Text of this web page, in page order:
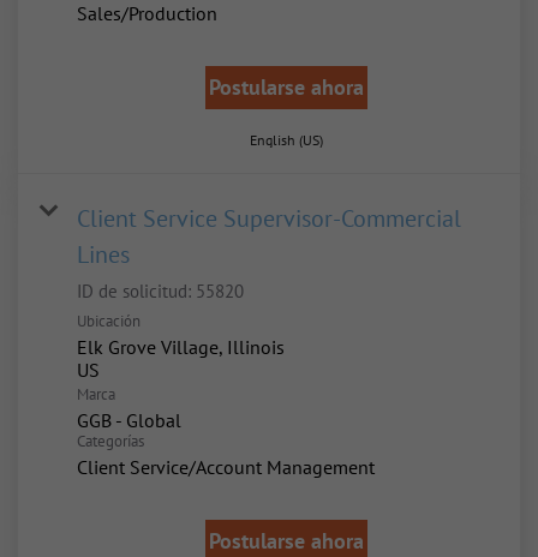
Sales/Production
Postularse ahora
English (US)
Client Service Supervisor-Commercial
Lines
ID de solicitud: 55820
Ubicación
Elk Grove Village, Illinois
Marca
GGB - Global
Categorías
Client Service/Account Management
Postularse ahora